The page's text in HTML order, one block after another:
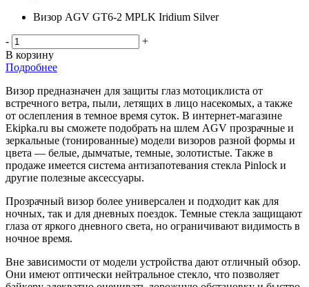
Визор AGV GT6-2 MPLK Iridium Silver
-
+
В корзину
Подробнее
Визор предназначен для защиты глаз мотоциклиста от
встречного ветра, пыли, летящих в лицо насекомых, а также
от ослепления в темное время суток. В интернет-магазине
Ekipka.ru вы сможете подобрать на шлем AGV прозрачные и
зеркальные (тонированные) модели визоров разной формы и
цвета — белые, дымчатые, темные, золотистые. Также в
продаже имеется система антизапотевания стекла Pinlock и
другие полезные аксессуары.
Прозрачный визор более универсален и подходит как для
ночных, так и для дневных поездок. Темные стекла защищают
глаза от яркого дневного света, но ограничивают видимость в
ночное время.
Вне зависимости от модели устройства дают отличный обзор.
Они имеют оптически нейтральное стекло, что позволяет